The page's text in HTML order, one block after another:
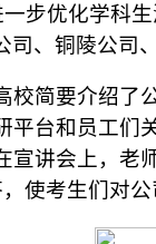
步优化学科
司、铜陵公司
校简要介绍了
平台和员工们
宣讲会上，老
使考生们对